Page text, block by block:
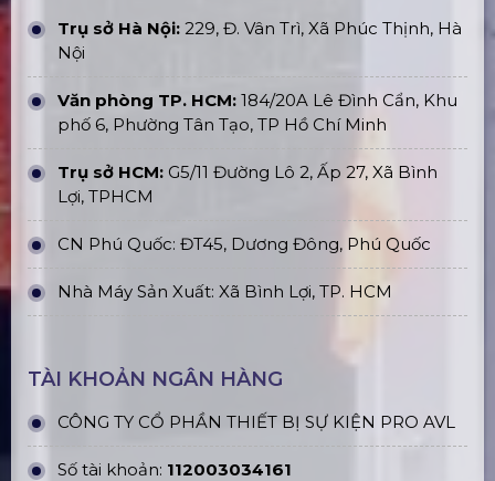
Trụ sở Hà Nội: 229, Đ. Vân Trì, Xã Phúc Thịnh, Hà
Nội
Văn phòng TP. HCM: 184/20A Lê Đình Cẩn, Khu
phố 6, Phường Tân Tạo, TP Hồ Chí Minh
Trụ sở HCM: G5/11 Đường Lô 2, Ấp 27, Xã Bình
Lợi, TPHCM
CN Phú Quốc: ĐT45, Dương Đông, Phú Quốc
Nhà Máy Sản Xuất: Xã Bình Lợi, TP. HCM
TÀI KHOẢN NGÂN HÀNG
CÔNG TY CỔ PHẦN THIẾT BỊ SỰ KIỆN PRO AVL
Số tài khoản: 112003034161